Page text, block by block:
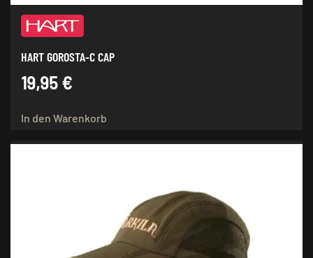
HART GOROSTA-C CAP
19,95 €
In den Warenkorb